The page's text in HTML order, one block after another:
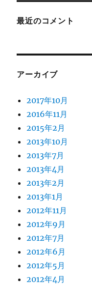
最近のコメント
アーカイブ
2017年10月
2016年11月
2015年2月
2013年10月
2013年7月
2013年4月
2013年2月
2013年1月
2012年11月
2012年9月
2012年7月
2012年6月
2012年5月
2012年4月